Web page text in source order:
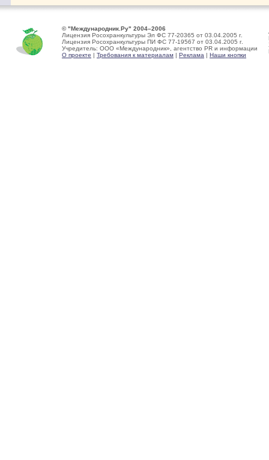
© "Международник.Ру" 2004–2006
Лицензия Росохранкультуры Эл ФС 77-20365 от 03.04.2005 г.
Лицензия Росохранкультуры ПИ ФС 77-19567 от 03.04.2005 г.
Учредитель: ООО «Международник», агентство PR и информации
О проекте | Требования к материалам | Реклама | Наши кнопки